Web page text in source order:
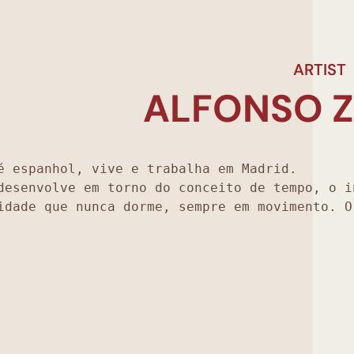
ARTIST
ALFONSO
é espanhol, vive e trabalha em Madrid.
em torno do conceito de tempo,
que nunca dorme, sempre em